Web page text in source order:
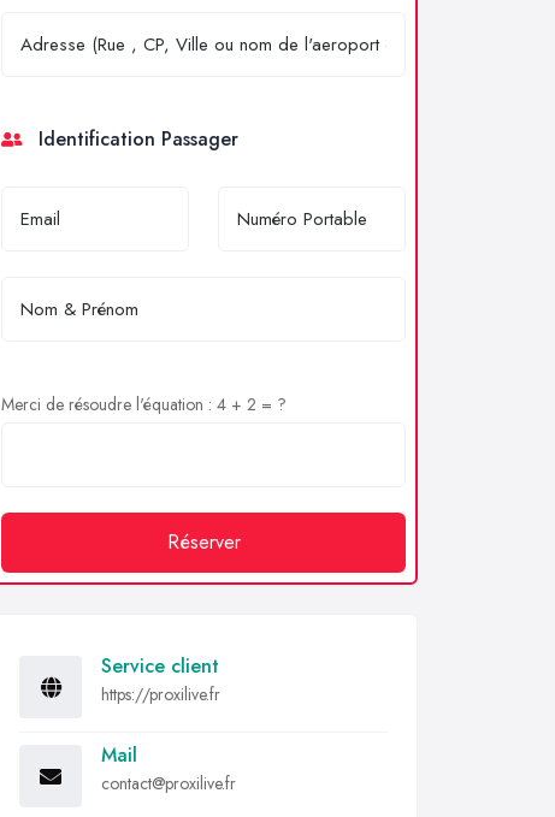
Identification Passager
Merci de résoudre l'équation : 4 + 2 = ?
Réserver
Service client
https://proxilive.fr
Mail
contact@proxilive.fr